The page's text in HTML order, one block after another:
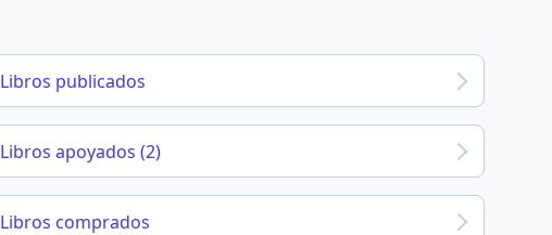
Libros publicados
Libros apoyados (2)
Libros comprados